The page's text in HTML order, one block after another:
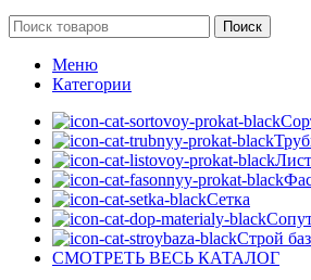
Поиск
Меню
Категории
Сетка
Строй
СМОТРЕТЬ ВЕСЬ КАТАЛОГ